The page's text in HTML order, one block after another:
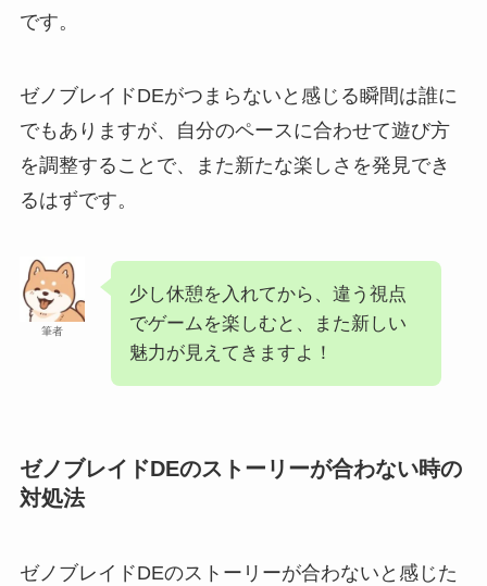
です。
ゼノブレイドDEがつまらないと感じる瞬間は誰に
でもありますが、自分のペースに合わせて遊び方
を調整することで、また新たな楽しさを発見でき
るはずです。
筆者
少し休憩を入れてから、違う視点
でゲームを楽しむと、また新しい
魅力が見えてきますよ！
ゼノブレイドDEのストーリーが合わない時の
対処法
ゼノブレイドDEのストーリーが合わないと感じた